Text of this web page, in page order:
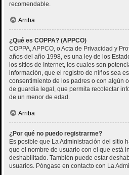
recomendable.
Arriba
¿Qué es COPPA? (APPCO)
COPPA, APPCO, o Acta de Privacidad y
años del año 1998, es una ley de los
los sitios de Internet, los cuales son
información, que el registro de niños sea
consentimiento de los padres o con algún
de guardia legal, que permita recolectar
de un menor de edad.
Arriba
¿Por qué no puedo registrarme?
Es posible que La Administración del sitio
que el nombre de usuario con el que está
deshabilitado. También puede estar
usuarios. Póngase en contacto con La